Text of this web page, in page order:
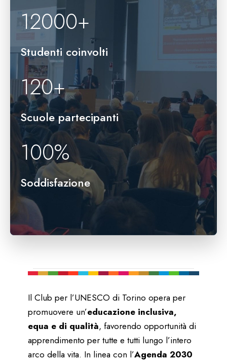
12000+
Studenti coinvolti
120+
Scuole partecipanti
100%
Soddisfazione
Il Club per l’UNESCO di Torino opera per
promuovere un’educazione inclusiva,
equa e di qualità, favorendo opportunità di
apprendimento per tutte e tutti lungo l’intero
arco della vita. In linea con l’Agenda 2030